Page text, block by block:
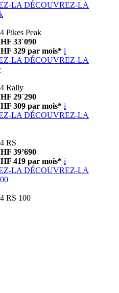
LA DÉCOUVREZ-LA
Pikes Peak
33´090
329 par mois* i
LA DÉCOUVREZ-LA
Rally
29´290
309 par mois* i
LA DÉCOUVREZ-LA
RS
39’690
419 par mois* i
LA DÉCOUVREZ-LA
RS 100